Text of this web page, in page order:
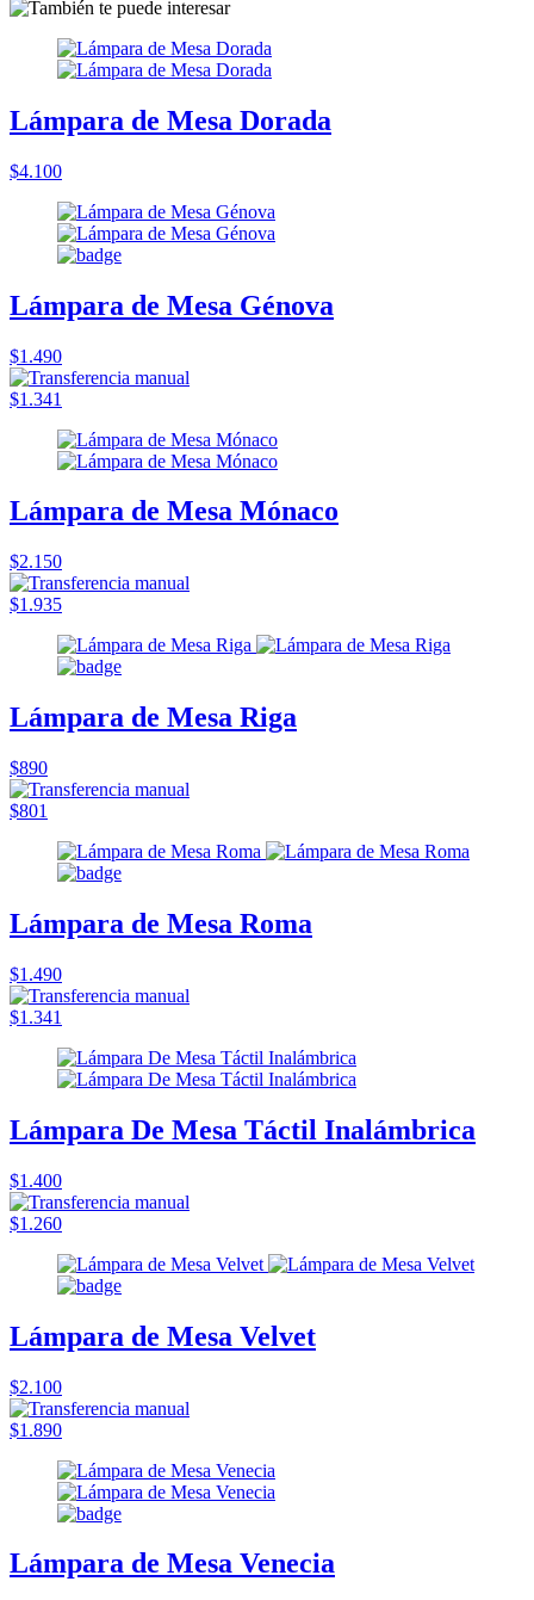
Lámpara de Mesa Dorada
$4.100
Lámpara de Mesa Génova
$1.490
$1.341
Lámpara de Mesa Mónaco
$2.150
$1.935
Lámpara de Mesa Riga
$890
$801
Lámpara de Mesa Roma
$1.490
$1.341
Lámpara De Mesa Táctil Inalámbrica
$1.400
$1.260
Lámpara de Mesa Velvet
$2.100
$1.890
Lámpara de Mesa Venecia